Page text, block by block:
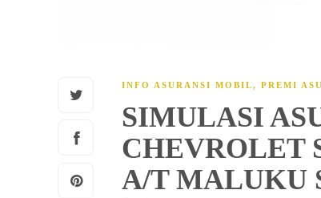
INFO ASURANSI MOBIL, PREMI
SIMULASI
CHEVROLET
A/T MALUKU